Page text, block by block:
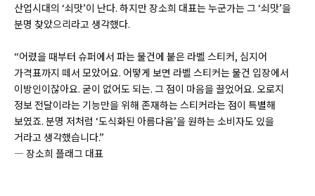
산업시대의 ‘쇠맛’이 난다. 하지만 장소희 대표는 누군가는 그 ‘쇠맛’을
분명 찾았으리라고 생각했다.
“어렸을 때부터 슈퍼에서 파는 물건에 붙은 라벨 스티커, 심지어
가격표까지 떼서 모았어요. 어떻게 보면 라벨 스티커는 물건 입장에서
이방인이잖아요. 굳이 없어도 되는. 그 점이 마음을 끌었어요. 오로지
정보 전달이라는 기능만을 위해 존재하는 스티커라는 점이 특별해
보였죠. 분명 저처럼 ‘도식화된 아름다움’을 원하는 소비자도 있을
거라고 생각했습니다.”
― 장소희 플래그 대표